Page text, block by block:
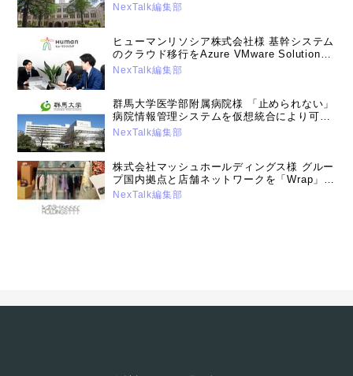
便性向上、多要素認証でのセキュリティー強
NexTalk編集部
ヒューマンリソシア株式会社様 基幹システム
のクラウド移行をAzure VMware Solutionで
実現。オンプレミス時の運用課題を解消し、
NexTalk編集部
群馬大学医学部附属病院様 「止められない」
病院情報管理システムを仮想統合により可用
性と運用効率、安全性を向上。業界のデファ
NexTalk編集部
株式会社マッシュホールディングス様 グルー
プ国内拠点と店舗ネットワークを「Wrap」
に全面刷新。 セキュアで利便性の高い通信環
NexTalk編集部